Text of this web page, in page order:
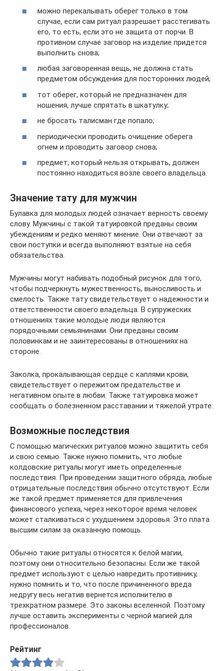
можно перекалывать оберег только в том
случае, если сам ритуал разрешает расстегивать
его, то есть, если это не защита от порчи. В
противном случае заговор на изделие придется
выполнить снова;
любая заговоренная вещь, не должна стать
предметом обсуждения для посторонних людей;
тот оберег, который не предназначен для
ношения, лучше спрятать в шкатулку;
не бросать талисман где попало;
периодически проводить очищение оберега
огнем и проводить заговор снова;
предмет, который нельзя открывать, должен
постоянно находиться возле своего владельца.
Значение тату для мужчин
Булавка для молодых людей означает верность своему
слову. Мужчины с такой татуировкой преданы своим
убеждениям и редко меняют мнение. Они отвечают за
свои поступки и всегда выполняют взятые на себя
обязательства.
Мужчины могут набивать подобный рисунок для того,
чтобы подчеркнуть мужественность, выносливость и
смелость. Также тату свидетельствует о надежности и
ответственности своего владельца. В супружеских
отношениях такие молодые люди являются
порядочными семьянинами. Они преданы своим
половинкам и не заинтересованы в отношениях на
стороне.
Заколка, прокалывающая сердце с каплями крови,
свидетельствует о пережитом предательстве и
негативном опыте в любви. Также татуировка может
сообщать о болезненном расставании и тяжелой утрате.
Возможные последствия
С помощью магических ритуалов можно защитить себя
и свою семью. Также нужно помнить, что любые
колдовские ритуалы могут иметь определенные
последствия. При проведении защитного обряда, любые
отрицательные последствия обычно отсутствуют. Если
же такой предмет применяется для привлечения
финансового успеха, через некоторое время человек
может сталкиваться с ухудшением здоровья. Это плата
высшим силам за оказанную помощь.
Обычно такие ритуалы относятся к белой магии,
поэтому они относительно безопасны. Если же такой
предмет используют с целью навредить противнику,
нужно помнить и то, что после причиненного вреда
недругу весь негатив вернется исполнителю в
трехкратном размере. Это законы вселенной. Поэтому
лучше оставить эксперименты с черной магией для
профессионалов.
Рейтинг